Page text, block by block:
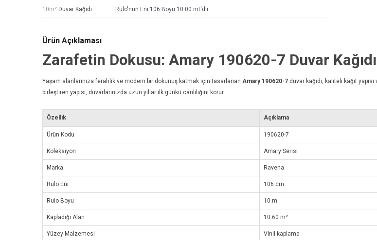
10m² Duvar Kağıdı Rulo'nun Eni 106 Boyu 10.00 mt'dir
Ürün Açıklaması
Zarafetin Dokusu: Amary 190620-7 Duvar Kağıdı
Yaşam alanlarınıza ferahlık ve modern bir dokunuş katmak için tasarlanan Amary 190620-7 duvar kağıdı, kaliteli kağıt
birleştiren yapısı, duvarlarınızda uzun yıllar ilk günkü canlılığını korur.
Özellik Açıklama
Ürün Kodu 190620-7
Koleksiyon Amary Serisi
Marka Ravena
Rulo Eni 106 cm
Rulo Boyu 10 m
Kapladığı Alan 10.60 m²
Yüzey Malzemesi Vinil kaplama